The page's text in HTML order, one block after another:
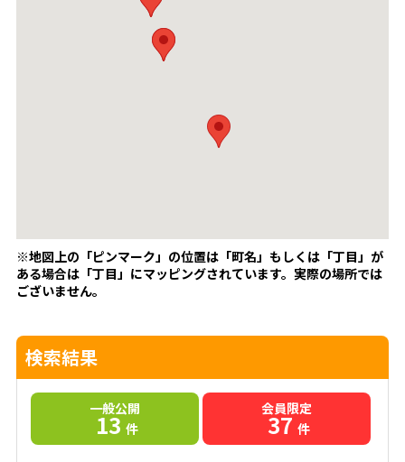
※地図上の「ピンマーク」の位置は「町名」もしくは「丁目」が
ある場合は「丁目」にマッピングされています。 実際の場所では
ございません。
検索結果
一般公開
13 件
会員限定
37 件